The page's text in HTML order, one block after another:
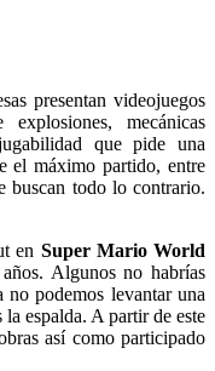
presentan videojuegos
explosiones, mecánicas
que pide una
el máximo partido, entre
buscan todo lo contrario.
en Super Mario World
Algunos no habrías
podemos levantar una
espalda. A partir de este
así como participado